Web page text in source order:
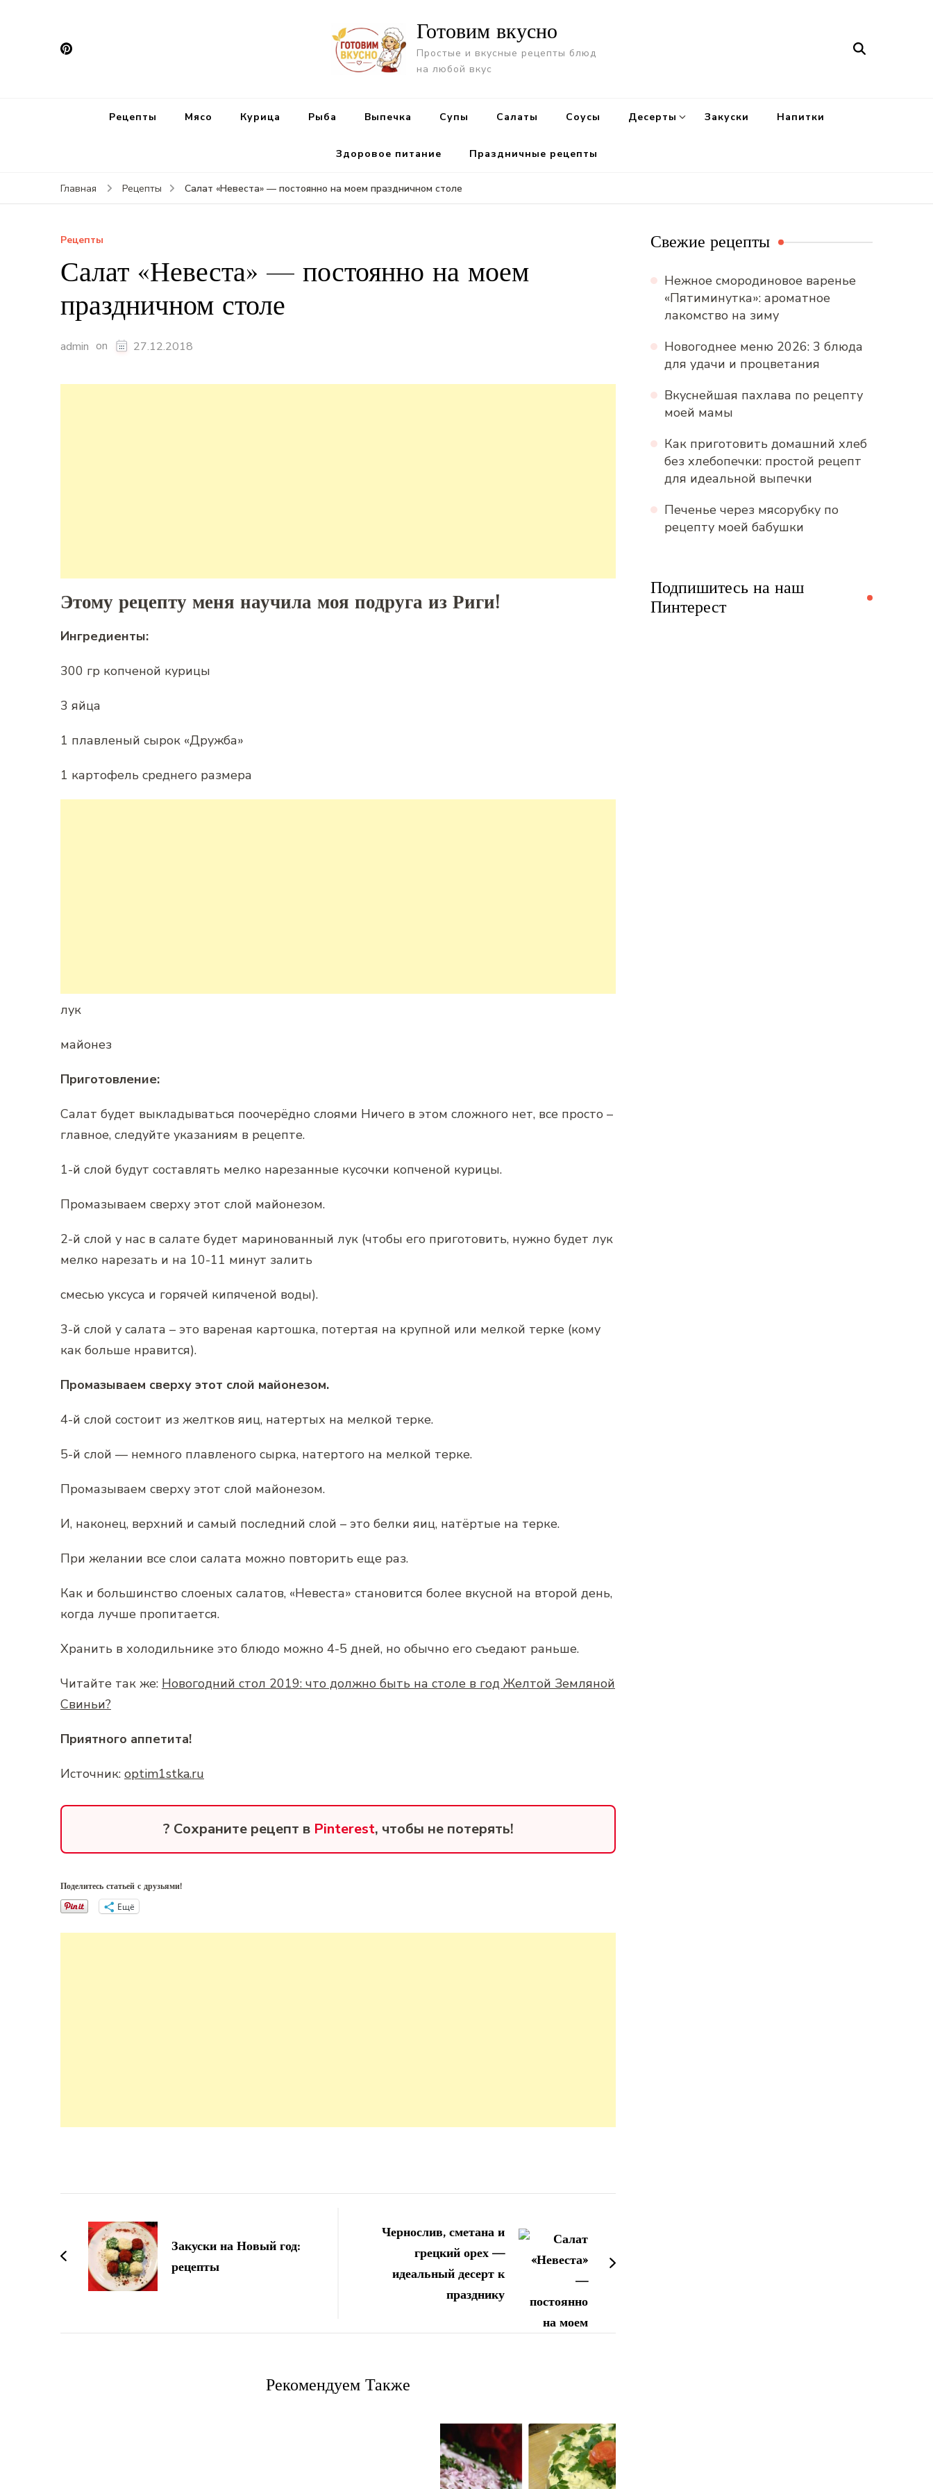
Готовим вкусно
Простые и вкусные рецепты блюд
на любой вкус
Рецепты Мясо Курица Рыба Выпечка Супы Салаты Cоусы Десерты Закуски Напитки
Здоровое питание Праздничные рецепты
Главная Рецепты Салат «Невеста» — постоянно на моем праздничном столе
Рецепты
Салат «Невеста» — постоянно на моем
праздничном столе
admin on 27.12.2018
Этому рецепту меня научила моя подруга из Риги!
Ингредиенты:
300 гр копченой курицы
3 яйца
1 плавленый сырок «Дружба»
1 картофель среднего размера
лук
майонез
Приготовление:
Салат будет выкладываться поочерёдно слоями Ничего в этом сложного нет, все просто –
главное, следуйте указаниям в рецепте.
1-й слой будут составлять мелко нарезанные кусочки копченой курицы.
Промазываем сверху этот слой майонезом.
2-й слой у нас в салате будет маринованный лук (чтобы его приготовить, нужно будет лук
мелко нарезать и на 10-11 минут залить
смесью уксуса и горячей кипяченой воды).
3-й слой у салата – это вареная картошка, потертая на крупной или мелкой терке (кому
как больше нравится).
Промазываем сверху этот слой майонезом.
4-й слой состоит из желтков яиц, натертых на мелкой терке.
5-й слой — немного плавленого сырка, натертого на мелкой терке.
Промазываем сверху этот слой майонезом.
И, наконец, верхний и самый последний слой – это белки яиц, натёртые на терке.
При желании все слои салата можно повторить еще раз.
Как и большинство слоеных салатов, «Невеста» становится более вкусной на второй день,
когда лучше пропитается.
Хранить в холодильнике это блюдо можно 4-5 дней, но обычно его съедают раньше.
Читайте так же: Новогодний стол 2019: что должно быть на столе в год Желтой Земляной
Свиньи?
Приятного аппетита!
Источник: optim1stka.ru
? Сохраните рецепт в Pinterest, чтобы не потерять!
Поделитесь статьей с друзьями!
Ещё
записям
Закуски на Новый год:
рецепты
Чернослив, сметана и
грецкий орех —
идеальный десерт к
празднику
Рекомендуем Также
Свежие рецепты
Нежное смородиновое варенье
«Пятиминутка»: ароматное
лакомство на зиму
Новогоднее меню 2026: 3 блюда
для удачи и процветания
Вкуснейшая пахлава по рецепту
моей мамы
Как приготовить домашний хлеб
без хлебопечки: простой рецепт
для идеальной выпечки
Печенье через мясорубку по
рецепту моей бабушки
Подпишитесь на наш
Пинтерест